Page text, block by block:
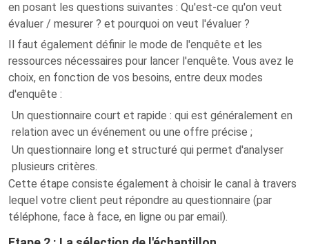
en posant les questions suivantes : Qu'est-ce qu'on veut
évaluer / mesurer ? et pourquoi on veut l'évaluer ?
Il faut également définir le mode de l'enquête et les
ressources nécessaires pour lancer l'enquête. Vous avez le
choix, en fonction de vos besoins, entre deux modes
d'enquête :
Un questionnaire court et rapide : qui est généralement en
relation avec un événement ou une offre précise ;
Un questionnaire long et structuré qui permet d'analyser
plusieurs critères.
Cette étape consiste également à choisir le canal à travers
lequel votre client peut répondre au questionnaire (par
téléphone, face à face, en ligne ou par email).